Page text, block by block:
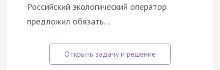
Российский экологический оператор
предложил обязать…